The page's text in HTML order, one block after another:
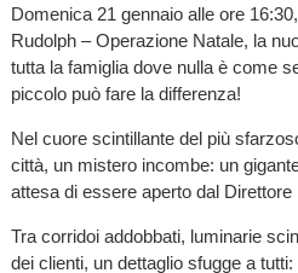
Domenica 21 gennaio alle ore
Rudolph – Operazione Natale, la
tutta la famiglia dove nulla è come
piccolo può fare la differenza!
Nel cuore scintillante del più
città, un mistero incombe: un
attesa di essere aperto dal
Tra corridoi addobbati, luminarie
dei clienti, un dettaglio sfugge a